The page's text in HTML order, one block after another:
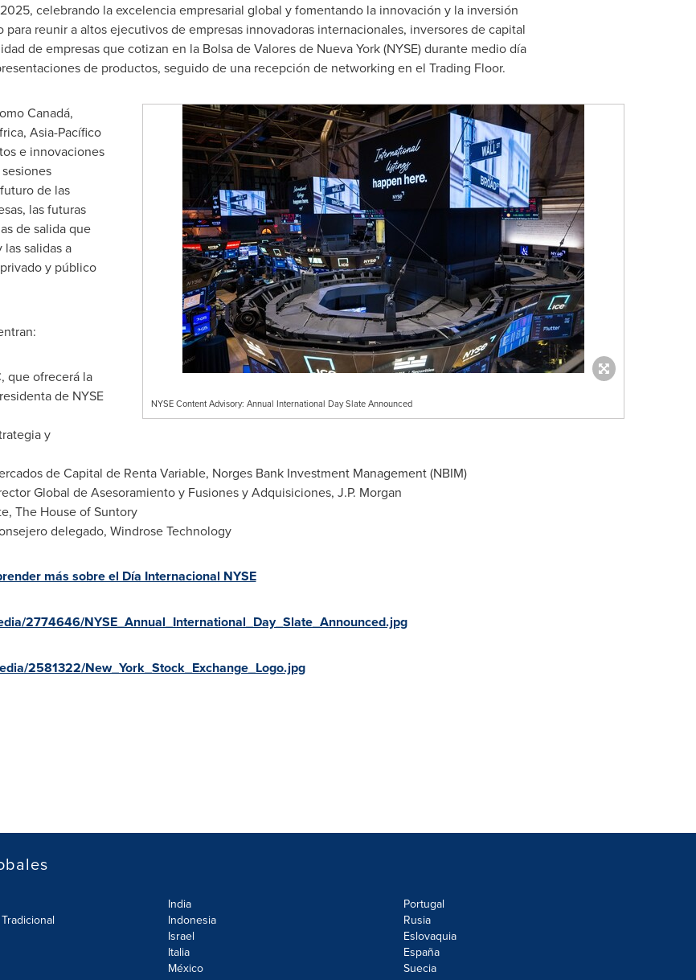
celebrando la excelencia empresarial global y fomentando la innovación y la inversión
reunir a altos ejecutivos de empresas innovadoras internacionales, inversores de capital
de empresas que cotizan en la Bolsa deValores de Nueva York(NYSE) durante medio día
de productos, seguido de una recepción de networking en el Trading Floor.
NYSE Content Advisory: Annual International Day Slate Announced
Canadá,
Asia-Pacífico
e innovaciones
de las
las futuras
de salida que
salidas a
y público
que ofrecerá la
de NYSE
y
de Capital de Renta Variable, Norges Bank Investment Management (NBIM)
Global de Asesoramiento y Fusiones y Adquisiciones, J.P. Morgan
The House of Suntory
delegado, Windrose Technology
más sobre el Día Internacional NYSE
2774646/NYSE_Annual_International_Day_Slate_Announced.jpg
2581322/New_York_Stock_Exchange_Logo.jpg
India
Indonesia
Israel
Italia
México
Portugal
Rusia
Eslovaquia
España
Suecia